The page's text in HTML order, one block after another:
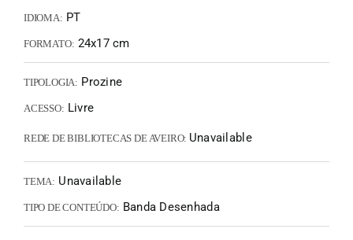
IDIOMA: PT
FORMATO: 24x17 cm
TIPOLOGIA: Prozine
ACESSO: Livre
REDE DE BIBLIOTECAS DE AVEIRO: Unavailable
TEMA: Unavailable
TIPO DE CONTEÚDO: Banda Desenhada